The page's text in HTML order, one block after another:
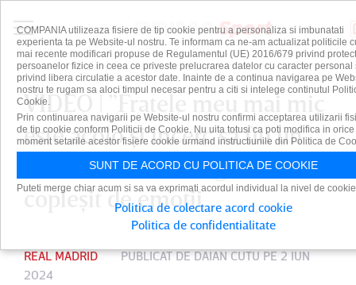
VIDEO | ”Fratele meu mai mic
este acolo şi încerc să fiu un
model”. Jude Bellingham,
copleşit de emoţii
REAL MADRID PUBLICAT DEDAIAN CUTUPE 2 IUN
2024
COMPANIA utilizeaza fisiere de tip cookie pentru a personaliza si imbunatati
experienta ta pe Website-ul nostru. Te informam ca ne-am actualizat politicile
mai recente modificari propuse de Regulamentul (UE) 2016/679 privind
persoanelor fizice in ceea ce priveste prelucrarea datelor cu caracter personal
privind libera circulatie a acestor date. Inainte de a continua navigarea pe
nostru te rugam sa aloci timpul necesar pentru a citi si intelege continutul
Cookie.
Prin continuarea navigarii pe Website-ul nostru confirmi acceptarea utilizarii
de tip cookie conform Politicii de Cookie. Nu uita totusi ca poti modifica in orice
moment setarile acestor fisiere cookie urmand instructiunile din Politica de
SUNT DE ACORD CU POLITICA DE COOKIE
Puteti merge chiar acum si sa va exprimati acordul individual la nivel de
Politica de colectare acord cookie
Politica de confidentialitate